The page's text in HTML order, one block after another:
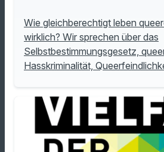
Wie gleichberechtigt leben
wirklich? Wir sprechen über das
Selbstbestimmungsgesetz,
Hasskriminalität,